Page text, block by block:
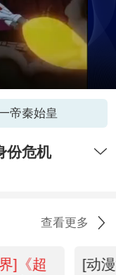
帝秦始皇
份危机
查看更多
]《超
[动